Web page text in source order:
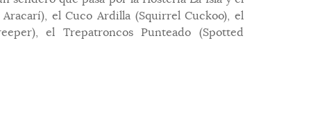
el Cuco Ardilla (Squirrel Cuckoo), el
el Trepatroncos Punteado (Spotted